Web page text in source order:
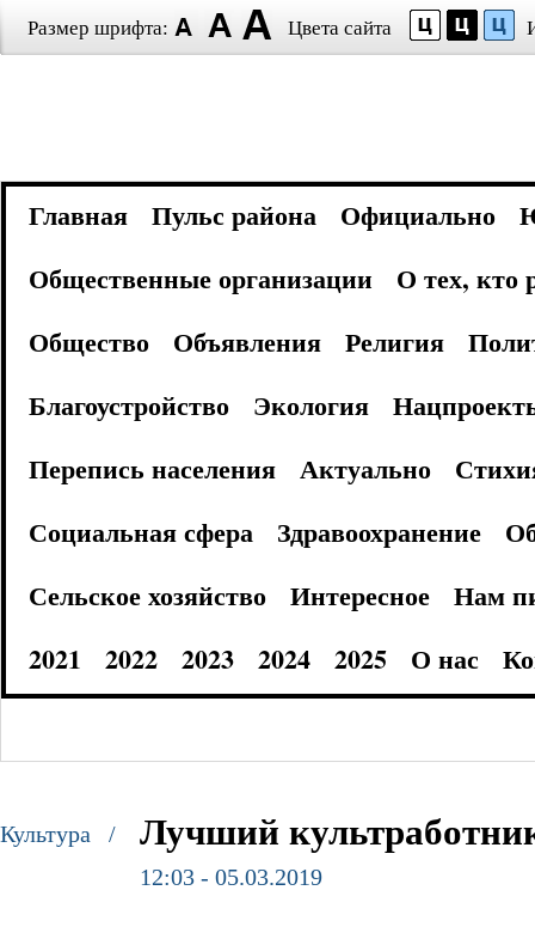
Размер шрифта: Цвета сайта
Главная Пульс района Официально
Общественные организации
О тех, кто
Общество
Объявления Религия
Благоустройство
Экология
Перепись населения
Актуально
Социальная сфера
Здравоохранение
Сельское хозяйство
Интересное
Нам
2021
2022 2023 2024 2025 О нас
Культура / Лучший
12:03 - 05.03.2019